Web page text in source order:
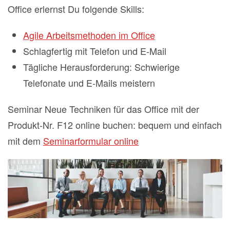
Office erlernst Du folgende Skills:
Agile Arbeitsmethoden im Office
Schlagfertig mit Telefon und E-Mail
Tägliche Herausforderung: Schwierige
Telefonate und E-Mails meistern
Seminar Neue Techniken für das Office mit der
Produkt-Nr. F12 online buchen: bequem und einfach
mit dem Seminarformular online